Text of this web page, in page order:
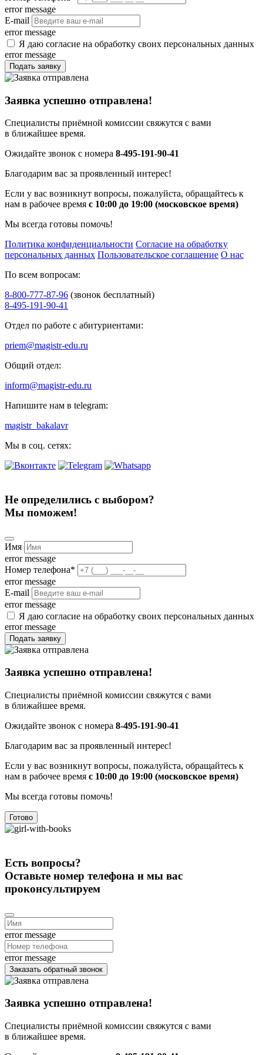
error message
E-mail
error message
Я даю согласие на обработку своих персональных данных
error message
Подать заявку
Заявка успешно отправлена!
Специалисты приёмной комиссии свяжутся с вами
в ближайшее время.
Ожидайте звонок с номера 8-495-191-90-41
Благодарим вас за проявленный интерес!
Если у вас возникнут вопросы, пожалуйста, обращайтесь к
нам в рабочее время с 10:00 до 19:00 (московское время)
Мы всегда готовы помочь!
Политика конфиденциальности Согласие на обработку
персональных данных Пользовательское соглашение О нас
По всем вопросам:
8-800-777-87-96 (звонок бесплатный)
8-495-191-90-41
Отдел по работе с абитуриентами:
priem@magistr-edu.ru
Общий отдел:
inform@magistr-edu.ru
Напишите нам в telegram:
magistr_bakalavr
Мы в соц. сетях:
Не определились с выбором?
Мы поможем!
Имя
error message
Номер телефона*
error message
E-mail
error message
Я даю согласие на обработку своих персональных данных
error message
Подать заявку
Заявка успешно отправлена!
Специалисты приёмной комиссии свяжутся с вами
в ближайшее время.
Ожидайте звонок с номера 8-495-191-90-41
Благодарим вас за проявленный интерес!
Если у вас возникнут вопросы, пожалуйста, обращайтесь к
нам в рабочее время с 10:00 до 19:00 (московское время)
Мы всегда готовы помочь!
Готово
Есть вопросы?
Оставьте номер телефона и мы вас
проконсультируем
error message
error message
Заказать обратный звонок
Заявка успешно отправлена!
Специалисты приёмной комиссии свяжутся с вами
в ближайшее время.